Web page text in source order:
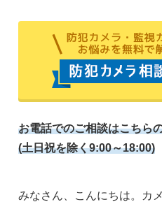
お電話でのご相談はこちら
(土日祝を除く9:00～18:00)
みなさん、こんにちは。カ